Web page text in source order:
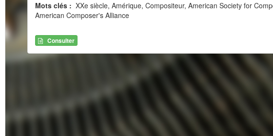
Mots clés : XXe siècle, Amérique, Compositeur, American Society for
American Composer's Alliance
Consulter